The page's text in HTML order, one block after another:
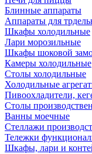
Блинные аппараты
Аппараты для
Шкафы холодильные
Лари морозильные
Шкафы шоковой
Камеры холодильные
Столы холодильные
Холодильные
Пивоохладители,
Столы
Ванны моечные
Стеллажи
Тележки
Шкафы, лари и